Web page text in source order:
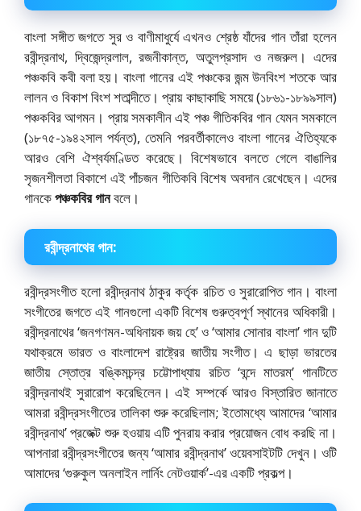
বাংলা সঙ্গীত জগতে সুর ও বাণীমাধুর্যে এখনও শ্রেষ্ঠ যাঁদের গান তাঁরা হলেন
রবীন্দ্রনাথ, দ্বিজেন্দ্রলাল, রজনীকান্ত, অতুলপ্রসাদ ও নজরুল। এদের
পঞ্চকবি কবী বলা হয়। বাংলা গানের এই পঞ্চকের জন্ম উনবিংশ শতকে আর
লালন ও বিকাশ বিংশ শতাব্দীতে। প্রায় কাছাকাছি সময়ে (১৮৬১-১৮৯৯সাল)
পঞ্চকবির আগমন। প্রায় সমকালীন এই পঞ্চ গীতিকবির গান যেমন সমকালে
(১৮৭৫-১৯৪২সাল পর্যন্ত), তেমনি পরবর্তীকালেও বাংলা গানের ঐতিহ্যকে
আরও বেশি ঐশ্বর্যমণ্ডিত করেছে। বিশেষভাবে বলতে গেলে বাঙালির
সৃজনশীলতা বিকাশে এই পাঁচজন গীতিকবি বিশেষ অবদান রেখেছেন। এদের
গানকেপঞ্চকবির গানবলে।
রবীন্দ্রনাথের গান:
রবীন্দ্রসংগীত হলো রবীন্দ্রনাথ ঠাকুর কর্তৃক রচিত ও সুরারোপিত গান। বাংলা
সংগীতের জগতে এই গানগুলো একটি বিশেষ গুরুত্বপূর্ণ স্থানের অধিকারী।
রবীন্দ্রনাথের ‘জনগণমন-অধিনায়ক জয় হে’ ও ‘আমার সোনার বাংলা’ গান দুটি
যথাক্রমে ভারত ও বাংলাদেশ রাষ্ট্রের জাতীয় সংগীত। এ ছাড়া ভারতের
জাতীয় স্তোত্র বঙ্কিমচন্দ্র চট্টোপাধ্যায় রচিত ‘বন্দে মাতরম্‌’ গানটিতে
রবীন্দ্রনাথই সুরারোপ করেছিলেন। এই সম্পর্কে আরও বিস্তারিত জানাতে
আমরা রবীন্দ্রসংগীতের তালিকা শুরু করেছিলাম; ইতোমধ্যে আমাদের ‘আমার
রবীন্দ্রনাথ’ প্রজেক্ট শুরু হওয়ায় এটি পুনরায় করার প্রয়োজন বোধ করছি না।
আপনারা রবীন্দ্রসংগীতের জন্য ‘আমার রবীন্দ্রনাথ’ ওয়েবসাইটটি দেখুন। ওটি
আমাদের ‘গুরুকুল অনলাইন লার্নিং নেটওয়ার্ক’-এর একটি প্রকল্প।